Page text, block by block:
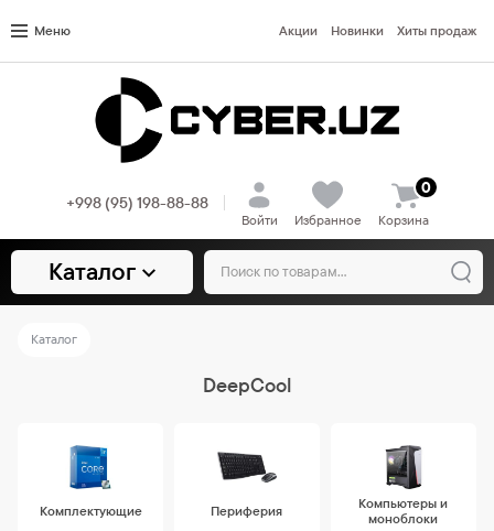
Меню Акции Новинки Хиты продаж
+998 (95) 198-88-88
Войти Избранное Корзина
0
Каталог
Каталог
DeepCool
Комплектующие Периферия
Компьютеры и
моноблоки